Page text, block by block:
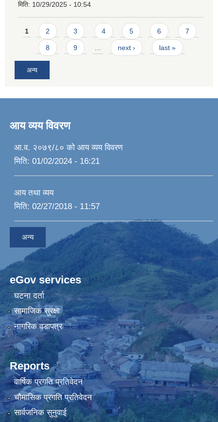
मिति: 10/29/2025 - 10:54
Pages
1 2 3 4 5 6 7
8 9 next › last »
अन्य
आय व्यय विवरण
आ.व. २०७९/८० को आय व्यय विवरण
मिति: 01/02/2024 - 16:21
आय तथा व्यय
मिति: 02/27/2018 - 11:57
अन्य
eGov services
घटना दर्ता
सामाजिक सुरक्षा
नागरिक वडापत्र
Reports
वार्षिक प्रगति प्रतिवेदन
चौमासिक प्रगति प्रतिवेदन
सार्वजनिक सुनुवाई